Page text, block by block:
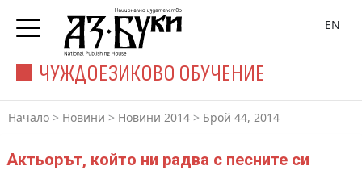
ЧУЖДОЕЗИКОВО ОБУЧЕНИЕ
EN
Начало > Новини > Новини 2014 > Брой 44, 2014
Актьорът, който ни радва с песните си